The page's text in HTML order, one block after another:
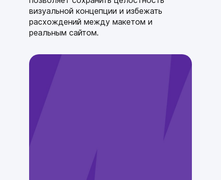
визуальной концепции и избежать
расхождений между макетом и
реальным сайтом.